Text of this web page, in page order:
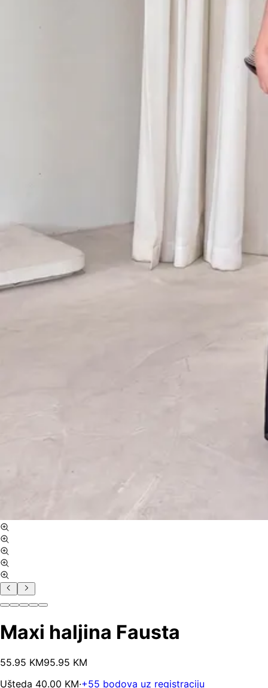
Maxi haljina Fausta
55.95 KM95.95 KM
Ušteda 40.00 KM·+55 bodova uz registraciju